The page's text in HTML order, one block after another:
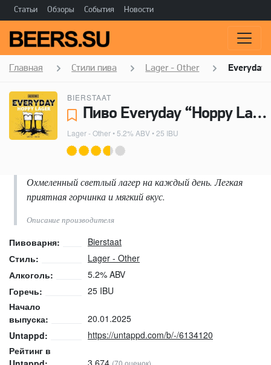
Статьи Обзоры События Новости
Главная Стили пива Lager - Other Everyday
BIERSTAAT
Пиво Everyday “Hoppy Lager” - Bierstaat
Lager - Other• 5.2% ABV • 25 IBU
Охмеленный светлый лагер на каждый день. Легкая
приятная горчинка и мягкий вкус.
Описание производителя
Пивоварня:
Bierstaat
Стиль:
Lager - Other
Алкоголь:
5.2% ABV
Горечь:
25 IBU
Начало
выпуска:
20.01.2025
Untappd:
https://untappd.com/b/-/6134120
Рейтинг в
3.674 (70 оценок)